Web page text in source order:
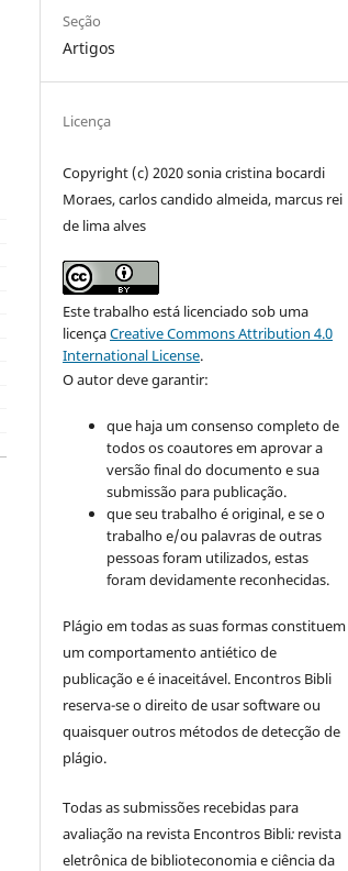
Seção
Artigos
Licença
Copyright (c) 2020 sonia cristina bocardi
Moraes, carlos candido almeida, marcus rei
de lima alves
Este trabalho está licenciado sob uma
licençaCreative Commons Attribution 4.0
International License.
O autor deve garantir:
que haja um consenso completo de
todos os coautores em aprovar a
versão final do documento e sua
submissão para publicação.
que seu trabalho é original, e se o
trabalho e/ou palavras de outras
pessoas foram utilizados, estas
foram devidamente reconhecidas.
Plágio em todas as suas formas constituem
um comportamento antiético de
publicação e é inaceitável. Encontros Bibli
reserva-se o direito de usar software ou
quaisquer outros métodos de detecção de
plágio.
Todas as submissões recebidas para
avaliação na revista Encontros Bibli: revista
eletrônica de biblioteconomia e ciência da